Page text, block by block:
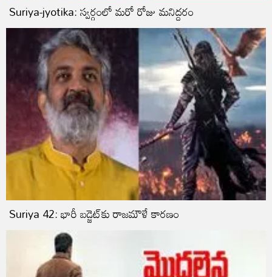
Suriya-jyotika: స్వర్గంలో మరో రోజు మనిద్దరం
Suriya 42: భారీ బడ్జెట్‌కు రాజమౌళే కారణం